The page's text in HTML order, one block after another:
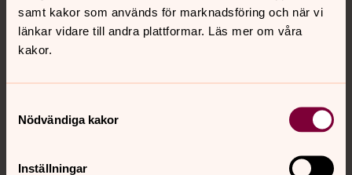
samt kakor som används för marknadsföring och när vi
länkar vidare till andra plattformar. Läs mer om våra
kakor.
Nödvändiga kakor
Inställningar
Kalender
Sociala kanaler